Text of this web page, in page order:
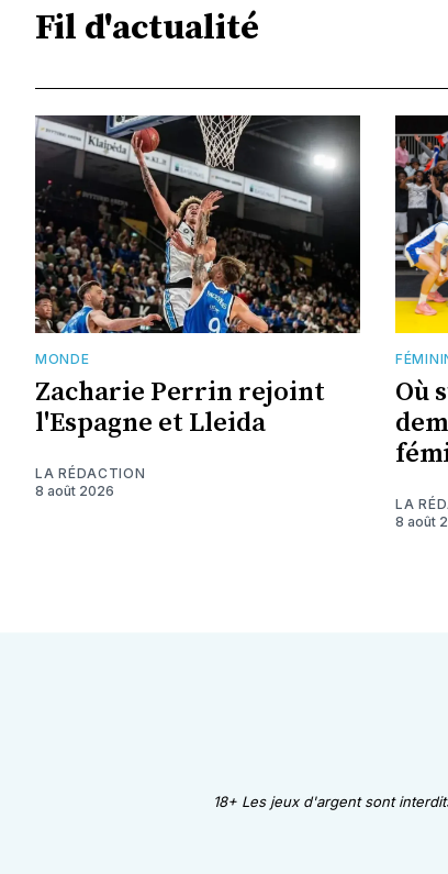
Fil d'actualité
MONDE
Zacharie Perrin rejoint
l'Espagne et Lleida
LA RÉDACTION
8 août 2026
Où
LA
8 août
18+ Les jeux d'argent sont